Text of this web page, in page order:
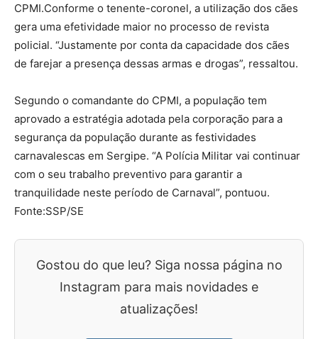
CPMI.Conforme o tenente-coronel, a utilização dos cães
gera uma efetividade maior no processo de revista
policial. “Justamente por conta da capacidade dos cães
de farejar a presença dessas armas e drogas”, ressaltou.
Segundo o comandante do CPMI, a população tem
aprovado a estratégia adotada pela corporação para a
segurança da população durante as festividades
carnavalescas em Sergipe. “A Polícia Militar vai continuar
com o seu trabalho preventivo para garantir a
tranquilidade neste período de Carnaval”, pontuou.
Fonte:SSP/SE
Gostou do que leu? Siga nossa página no
Instagram para mais novidades e
atualizações!